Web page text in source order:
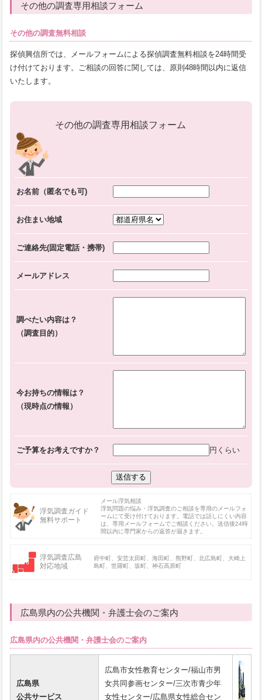
その他の調査専用相談フォーム
その他の調査無料相談
探偵興信所では、メールフォームによる探偵調査無料相談を24時間受
け付けております。ご相談の回答に関しては、原則48時間以内に返信
いたします。
その他の調査専用相談フォーム
お名前（匿名でも可)
お住まい地域
ご連絡先(固定電話・携帯)
メールアドレス
調べたい内容は？
（調査目的）
今お持ちの情報は？
（現時点の情報）
ご予算をお考えですか？ 円くらい
浮気調査ガイド
無料サポート
メール浮気相談
浮気問題の悩み・浮気調査のご相談を専用のメールフォ
ームにて受け付けております。電話では話しにくい内容
は、専用メールフォームでご相談ください。送信後24時
間以内に専門家からの返答が届きます。
浮気調査広島
対応地域
府中町、安芸太田町、海田町、熊野町、北広島町、大崎上
島町、世羅町、坂町、神石高原町
広島県内の公共機関・弁護士会のご案内
広島県内の公共機関・弁護士会のご案内
広島県
公共サービス
広島市女性教育センター/福山市男
女共同参画センター/三次市青少年
女性センター/広島県女性総合セン